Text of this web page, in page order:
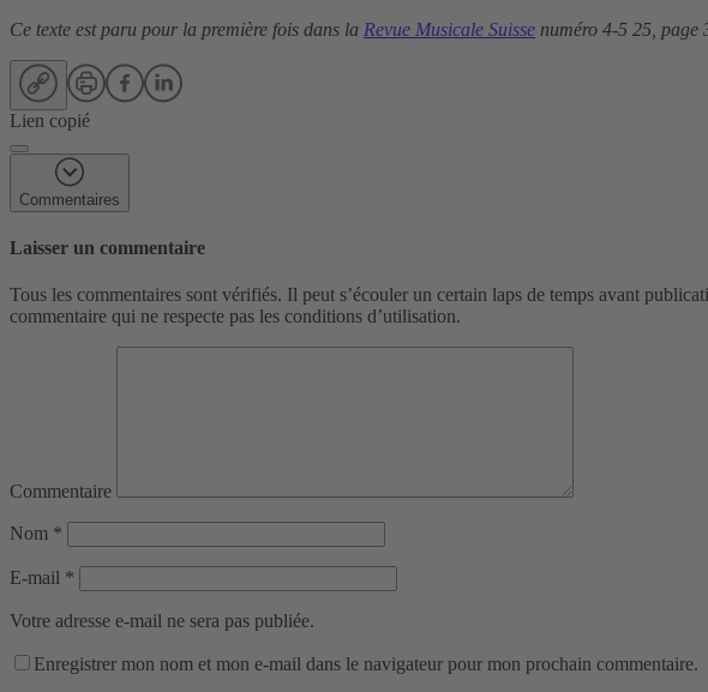
Ce texte est paru pour la première fois dans la Revue Musicale Suisse numéro 4-5 25, page
Lien copié
Commentaires
Laisser un commentaire
Tous les commentaires sont vérifiés. Il peut s’écouler un certain laps de temps avant
commentaire qui ne respecte pas les conditions d’utilisation.
Commentaire
Nom *
E-mail *
Votre adresse e-mail ne sera pas publiée.
Enregistrer mon nom et mon e-mail dans le navigateur pour mon prochain commentaire.